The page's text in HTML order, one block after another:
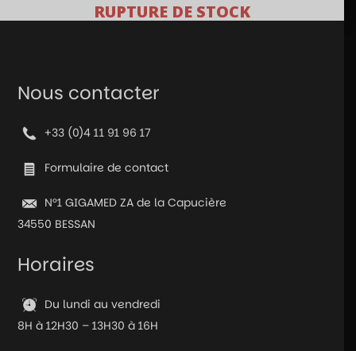
RUPTURE DE STOCK
Nous contacter
+33 (0)4 11 91 96 17
Formulaire de contact
N°1 GIGAMED ZA de la Capucière
34550 BESSAN
Horaires
Du lundi au vendredi
8H à 12H30 – 13H30 à 16H